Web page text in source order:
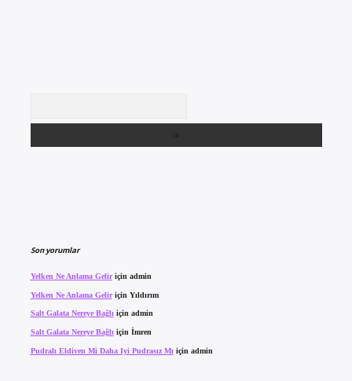
Son yorumlar
Yelken Ne Anlama Geliriçin admin
Yelken Ne Anlama Geliriçin Yıldırım
Salt Galata Nereye Bağlıiçin admin
Salt Galata Nereye Bağlı için İmren
Pudralı Eldiven Mi Daha Iyi Pudrasız Mı için admin